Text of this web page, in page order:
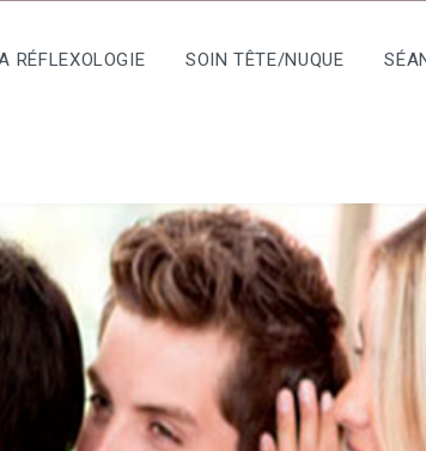
RÉFLEXOLOGIE SOIN TÊTE/NUQUE